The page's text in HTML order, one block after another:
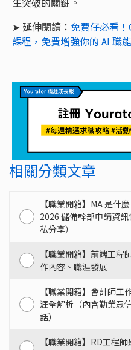
➤ 延伸閱讀： 免費仔必看
課程，免費增強你的 AI 職能
相關分類文章
【職業開箱】MA 是什
2026 儲備幹部申請資
私分享）
【職業開箱】前端工
作內容、職涯發展
【職業開箱】會計師
涯全解析（內含勤業眾
話）
【職業開箱】RD工程